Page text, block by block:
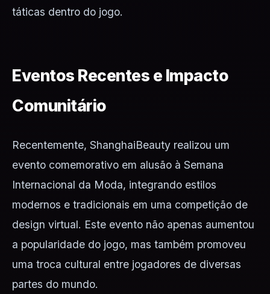
táticas dentro do jogo.
Eventos Recentes e Impacto
Comunitário
Recentemente, ShanghaiBeauty realizou um
evento comemorativo em alusão à Semana
Internacional da Moda, integrando estilos
modernos e tradicionais em uma competição de
design virtual. Este evento não apenas aumentou
a popularidade do jogo, mas também promoveu
uma troca cultural entre jogadores de diversas
partes do mundo.